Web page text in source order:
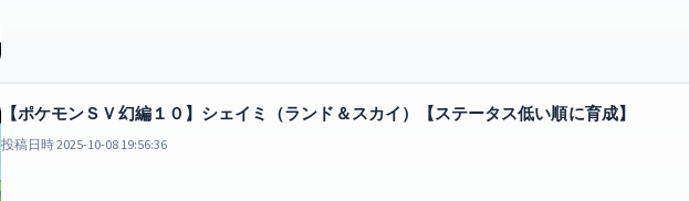
【ポケモンＳＶ幻編１０】シェイミ（ランド＆スカイ）【ステータス低い順に育成】
投稿日時 2025-10-08 19:56:36